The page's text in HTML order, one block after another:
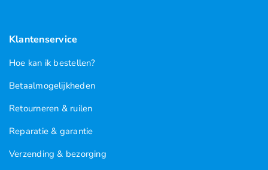
Klantenservice
Hoe kan ik bestellen?
Betaalmogelijkheden
Retourneren & ruilen
Reparatie & garantie
Verzending & bezorging